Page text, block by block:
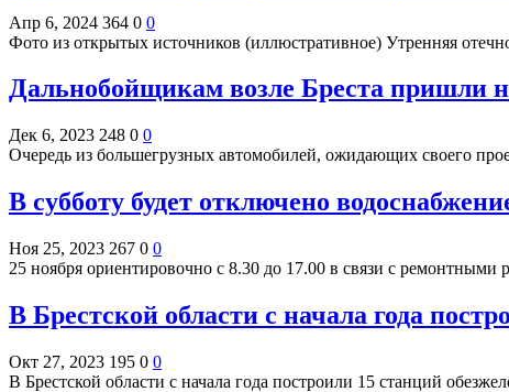
Апр 6, 2024 364 0 0
Фото из открытых источников (иллюстративное) Утренняя
Дальнобойщикам возле Бреста пришли
Дек 6, 2023 248 0 0
Очередь из большегрузных автомобилей, ожидающих своего
В субботу будет отключено
Ноя 25, 2023 267 0 0
25 ноября ориентировочно с 8.30 до 17.00 в связи с ремонтными
В Брестской области с начала года
Окт 27, 2023 195 0 0
В Брестской области с начала года построили 15 станций